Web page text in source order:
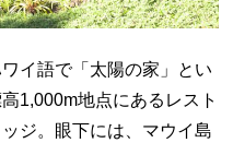
イ語で「太陽の家」とい
1,000m地点にあるレスト
ジ。眼下には、マウイ島